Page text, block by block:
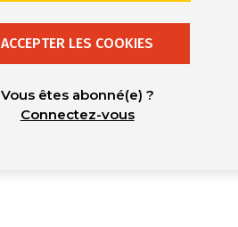
ACCEPTER LES COOKIES
Vous êtes abonné(e) ?
Connectez-vous